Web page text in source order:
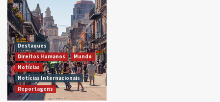
Destaques
Direitos Humanos
Mundo
Notícias
Notícias Internacionais
Reportagens